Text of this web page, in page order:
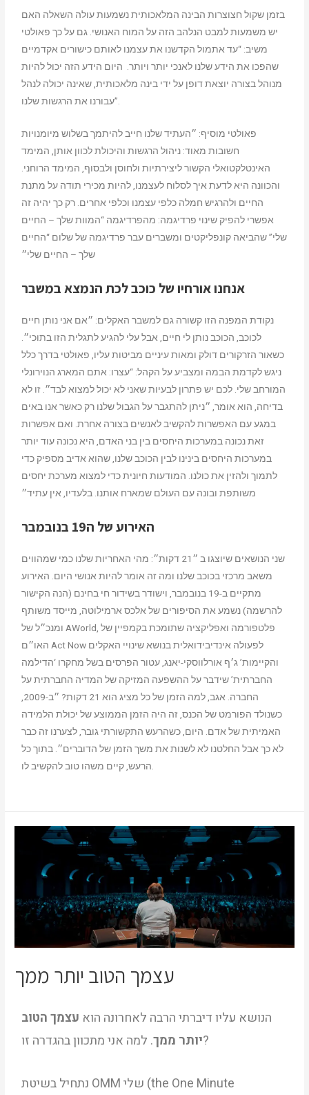
בזמן שקול חצוצרות הבינה המלאכותית נשמעותעולה השאלה האם
יש משמעות למבט הנלהב הזה על המוח האנושי. גם על כך פאולטי
משיב: “עד אתמול הקדשנו את עצמנו לאותם כישורים אקדמיים
שהפכו את הידע שלנו לאנכי יותר ויותר. היום הידע הזה יכול להיות
מנוהל בצורה יוצאת דופן על ידי בינה מלאכותית, שאינה יכולה לנהל
עבורנו את הרגשות שלנו”.
פאולטי מוסיף: ״העתיד שלנו חייב להיתמך בשלוש מיומנויות
חשובות מאוד: ניהול הרגשות והיכולת לכוון אותן, המימד
האינטלקטואלי הקשור ליצירתיות ולחוסן ולבסוף, המימד הרוחני.
והכוונה היא לדעת איך לסלוח לעצמנו, להיות מכירי תודה על מתנת
החיים ולהרגיש חמלה כלפי עצמנו וכלפי אחרים. רק כך יהיה זה
אפשרי להפיק שינוי פרדיגמה: מהפרדיגמה “המוות שלך – החיים
שלי” שהביאה קונפליקטים ומשברים עבר פרדיגמה של שלום “החיים
שלך – החיים שלי״
אנחנו אורחיו של כוכב לכת הנמצא במשבר
נקודת המפנה הזו קשורה גם למשבר האקלים: ״אם אני נותן חיים
לכוכב, הכוכב נותן לי חיים, אבל עלי להגיע לתגלית הזו בתוכי״.
כשאור הזרקורים דולק ומאות עיניים מביטות עליו, פאולטי בדרך כלל
ניגש לקדמת הבמה ומצביע על הקהל: “עצרו: אתם המארג הנוירונלי
המורחב שלי. לכם יש פתרון לבעיות שאני לא יכול למצוא לבד״. זו לא
בדיחה, הוא אומר, ״ניתן להתגבר על הגבול שלנו רק כאשר אנו באים
במגע עם האפשרות להקשיב לאנשים בצורה אחרת. ואם אפשרות
זאת נכונה במערכות היחסים בין בני האדם, היא נכונה עוד יותר
במערכות היחסים בינינו לבין הכוכב שלנו, שהוא אדיב מספיק כדי
לתמוך ולהזין את כולנו. המודעות חיונית כדי למצוא מערכת יחסים
משותפת ובונה עם העולם שמארח אותנו. בלעדיו, אין עתיד״
האירוע של ה19 בנובמבר
שני הנושאים שיוצגו ב ״21 דקות״:
מהי האחריות שלנו כמי שמהווים
משאב מרכזי בכוכב שלנו ומה זה אומר להיות אנושי היום. האירוע
מתקיים ב-19 בנובמבר, וישודר בשידור חי בחינם (הנה הקישור
להרשמה)נשמע את הסיפורים של אלכס ארמילוטה, מייסד משותף
ומנכ״ל של AWorld, פלטפורמה ואפליקציה שתומכת בקמפיין של
האו״ם Act Now לפעולה אינדיבידואלית בנושא שינויי האקלים
והקיימות’ג׳ף אורלווסקי-יאנג, עטור הפרסים בשל מחקרו ‘הדילמה
החברתית’ שידבר על ההשפעה המזיקה של המדיה החברתית על
החברה. אגב, למה הזמן של כל מציג הוא 21 דקות?
כשנולד הפורמט של הכנס, זה היה הזמן הממוצע של יכולת הלמידה
האמיתית של אדם. היום, כשהרעש התקשורתי גובר, לצערנו זה כבר
לא כך אבל החלטנו לא לשנות את משך הזמן של הדוברים״. בתוך כל
עצמך הטוב יותר ממך
הנושא עליו דיברתי הרבה לאחרונה הוא עצמך הטוב
יותר ממך. למה אני מתכוון בהגדרה זו?
נתחיל בשיטת OMM שלי (the One Minute